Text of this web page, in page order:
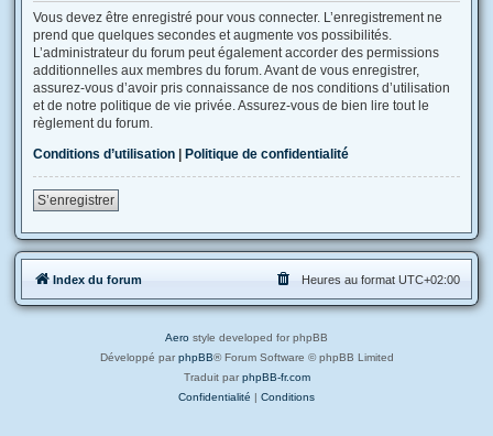
Vous devez être enregistré pour vous connecter. L’enregistrement ne
prend que quelques secondes et augmente vos possibilités.
L’administrateur du forum peut également accorder des permissions
additionnelles aux membres du forum. Avant de vous enregistrer,
assurez-vous d’avoir pris connaissance de nos conditions d’utilisation
et de notre politique de vie privée. Assurez-vous de bien lire tout le
règlement du forum.
Conditions d’utilisation | Politique de confidentialité
S’enregistrer
Index du forum Heures au format UTC+02:00
Aero style developed for phpBB
Développé par phpBB® Forum Software © phpBB Limited
Traduit par phpBB-fr.com
Confidentialité | Conditions